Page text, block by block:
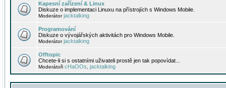
Kapesní zařízení & Linux
Diskuze o implementaci Linuxu na přístrojích s Windows Mobile.
Moderátorjacktalking
Programování
Diskuze o vývojářských aktivitách pro Windows Mobile.
Moderátorjacktalking
Offtopic
Chcete-li si s ostatními uživateli prostě jen tak popovídat...
Moderátoři cHaOOs jacktalking